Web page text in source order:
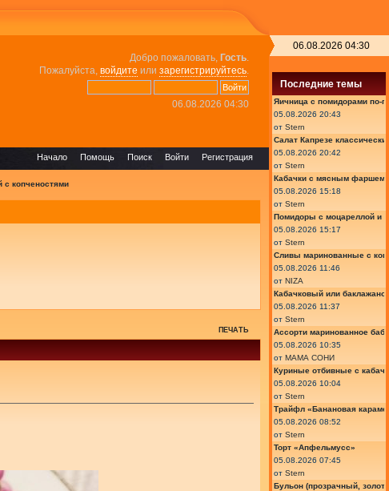
Добро пожаловать, Гость.
Пожалуйста, войдите или зарегистрируйтесь.
06.08.2026 04:30
Регистрация
Войти
Поиск
Помощь
Начало
копченостями
ПЕЧАТЬ
06.08.2026 04:30
Последние темы
Яичница с помидорами по-
05.08.2026 20:43
от Stern
Салат Капрезе
05.08.2026 20:42
от Stern
Кабачки с мясным фаршем
05.08.2026 15:18
от Stern
Помидоры с моцареллой и
05.08.2026 15:17
от Stern
Сливы маринованные с
05.08.2026 11:46
от NIZA
Кабачковый или
05.08.2026 11:37
от Stern
Ассорти маринованное
05.08.2026 10:35
от МАМА СОНИ
Куриные отбивные с
05.08.2026 10:04
от Stern
Трайфл «Банановая
05.08.2026 08:52
от Stern
Торт «Апфельмусс»
05.08.2026 07:45
от Stern
Бульон (прозрачный,